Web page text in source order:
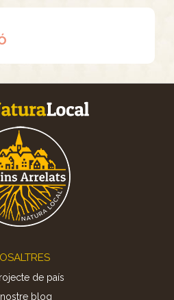
de país
nostre blog